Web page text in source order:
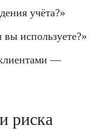
учёта?»
используете?»
—
риска